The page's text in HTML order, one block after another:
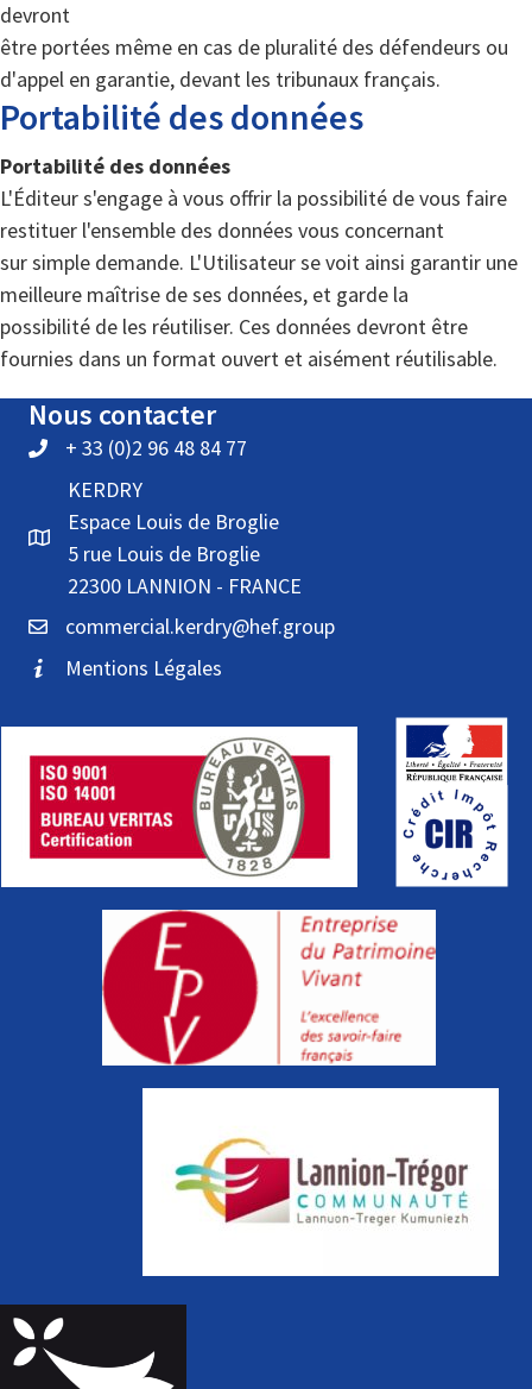
devront
être portées même en cas de pluralité des défendeurs ou
d'appel en garantie, devant les tribunaux français.
Portabilité des données
Portabilité des données
L'Éditeur s'engage à vous offrir la possibilité de vous faire
restituer l'ensemble des données vous concernant
sur simple demande. L'Utilisateur se voit ainsi garantir une
meilleure maîtrise de ses données, et garde la
possibilité de les réutiliser. Ces données devront être
fournies dans un format ouvert et aisément réutilisable.
Nous contacter
+ 33 (0)2 96 48 84 77
KERDRY
Espace Louis de Broglie
5 rue Louis de Broglie
22300 LANNION - FRANCE
commercial.kerdry@hef.group
Mentions Légales